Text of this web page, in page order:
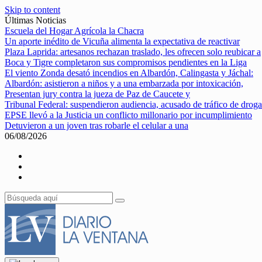
Skip to content
Últimas Noticias
Escuela del Hogar Agrícola la Chacra
Un aporte inédito de Vicuña alimenta la expectativa de reactivar
Plaza Laprida: artesanos rechazan traslado, les ofrecen solo reubicar a
Boca y Tigre completaron sus compromisos pendientes en la Liga
El viento Zonda desató incendios en Albardón, Calingasta y Jáchal:
Albardón: asistieron a niños y a una embarzada por intoxicación,
Presentan jury contra la jueza de Paz de Caucete y
Tribunal Federal: suspendieron audiencia, acusado de tráfico de
EPSE llevó a la Justicia un conflicto millonario por incumplimiento
Detuvieron a un joven tras robarle el celular a una
06/08/2026